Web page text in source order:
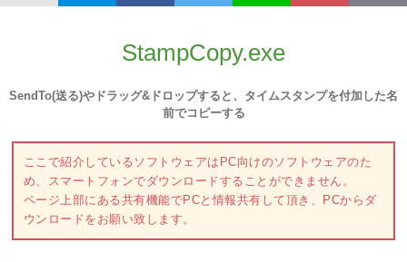
StampCopy.exe
SendTo(送る)やドラッグ&ドロップすると、タイムスタンプを付加した名
前でコピーする
ここで紹介しているソフトウェアはPC向けのソフトウェアのた
め、スマートフォンでダウンロードすることができません。
ページ上部にある共有機能でPCと情報共有して頂き、PCからダ
ウンロードをお願い致します。